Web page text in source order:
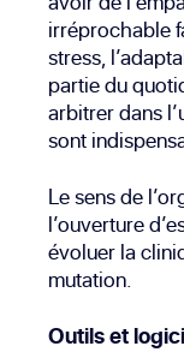
irréprochable
stress,
partie du
arbitrer dans
sont
Le sens de
l’ouverture
évoluer la
mutation.
Outils et